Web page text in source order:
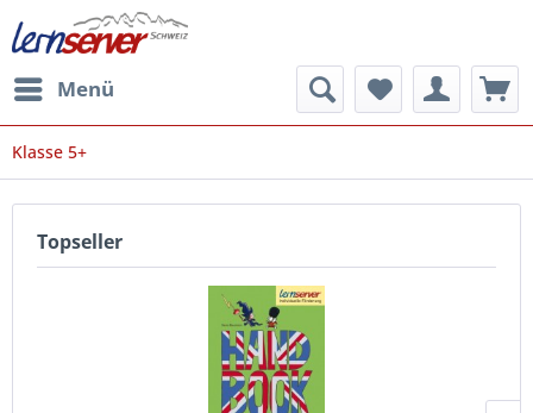
Menü
Klasse 5+
Topseller